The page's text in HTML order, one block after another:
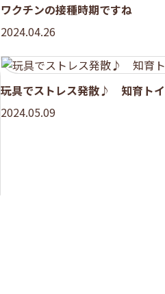
ワクチンの接種時期ですね
2024.04.26
玩具でストレス発散♪ 知育トイ
2024.05.09